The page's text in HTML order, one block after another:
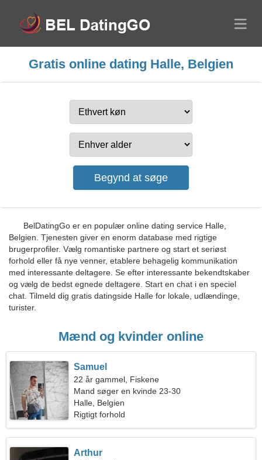
Gratis online dating Halle, Belgien
BelDatingGo er en populær online dating service Halle,
Belgien. Tjenesten giver en enorm database med rigtige
brugerprofiler. Vælg romantiske partnere og start et seriøst
forhold eller få nye venner, etablere behagelig kommunikation
med interessante deltagere. Se efter interessante bekendtskaber
og vælg de bedst egnede deltagere. Start en chat i en speciel
chat. Tilmeld dig gratis datingside Halle for lokale, udlændinge,
turister.
Mænd og kvinder online
Samuel
22 år gammel, Fiskene
Mand søger en kvinde 23-30
Halle, Belgien
Rigtigt forhold
Arthur